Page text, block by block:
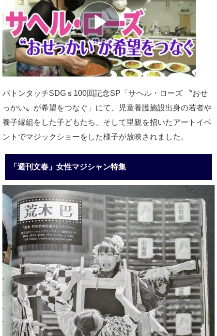
バトンタッチSDGｓ100回記念SP「サヘル・ローズ 〝おせ
っかい〟が希望をつなぐ」にて、児童養護施設出身の若者や
養子縁組をした子どもたち、そして里親を招いたアートイベ
ントでマジックショーをした様子が放映されました。
「週刊文春」女性マジシャン特集